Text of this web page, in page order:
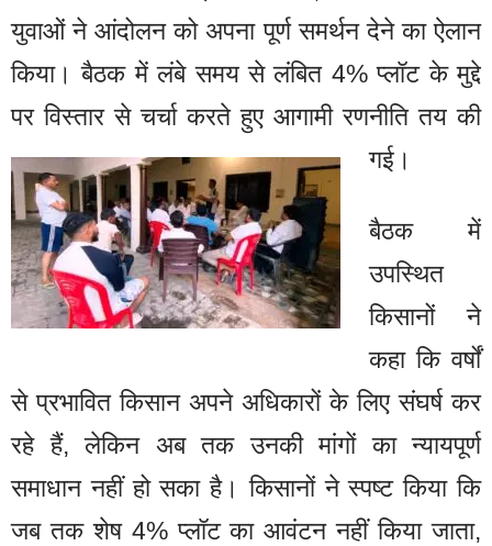
युवाओं ने आंदोलन को अपना पूर्ण समर्थन देने का ऐलान
किया। बैठक में लंबे समय से लंबित 4% प्लॉट के मुद्दे
पर विस्तार से चर्चा करते हुए आगामी रणनीति तय की
गई।
बैठक में
उपस्थित
किसानों ने
कहा कि वर्षों
से प्रभावित किसान अपने अधिकारों के लिए संघर्ष कर
रहे हैं, लेकिन अब तक उनकी मांगों का न्यायपूर्ण
समाधान नहीं हो सका है। किसानों ने स्पष्ट किया कि
जब तक शेष 4% प्लॉट का आवंटन नहीं किया जाता,